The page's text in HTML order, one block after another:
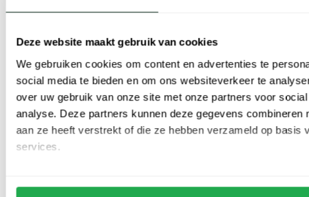
Deze website maakt gebruik van cookies
We gebruiken cookies om content en advertenties te
social media te bieden en om ons websiteverkeer te
over uw gebruik van onze site met onze partners voor
analyse. Deze partners kunnen deze gegevens combineren
aan ze heeft verstrekt of die ze hebben verzameld op basis
services.
Polo Ralph Lauren
T-shirt ronde hals beige Big & Tall
€ 80,00
-
Polo Ralph Lauren
t-shirt big en tall lichtblauw korte mouw
€ 68,00
-